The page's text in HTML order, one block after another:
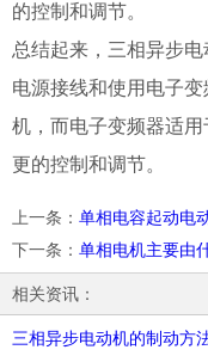
的控制和调节。
总结起来，三相异步
电源接线和使用电子
机，而电子变频器适
更的控制和调节。
上一条 ： 单相电容起动电
下一条 ： 单相电机主要由
相关资讯：
三相异步电动机的制动方